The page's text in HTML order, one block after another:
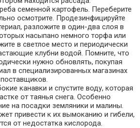
семенной картофель. Переберите
осмотрите. Продезинфицируйте
разложите в один-два слоя в
насыпано немного торфа или
в светлое место и периодически
клубни водой. Помните, что
нужно обновлять, покупая
в специализированных магазинах
канавки и спустите воду, которая
от таянья снега. Особенно
на посадки земляники и малины.
привести к их вымоканию и гибели,
от недостатка кислорода.